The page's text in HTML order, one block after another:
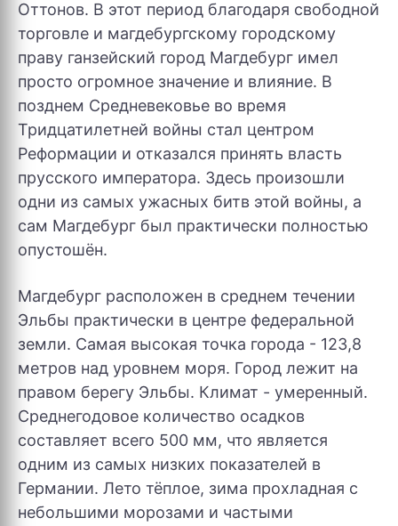
Оттонов. В этот период благодаря свободной
торговле и магдебургскому городскому
праву ганзейский город Магдебург имел
просто огромное значение и влияние. В
позднем Средневековье во время
Тридцатилетней войны стал центром
Реформации и отказался принять власть
прусского императора. Здесь произошли
одни из самых ужасных битв этой войны, а
сам Магдебург был практически полностью
опустошён.
Магдебург расположен в среднем течении
Эльбы практически в центре федеральной
земли. Самая высокая точка города - 123,8
метров над уровнем моря. Город лежит на
правом берегу Эльбы. Климат - умеренный.
Среднегодовое количество осадков
составляет всего 500 мм, что является
одним из самых низких показателей в
Германии. Лето тёплое, зима прохладная с
небольшими морозами и частыми